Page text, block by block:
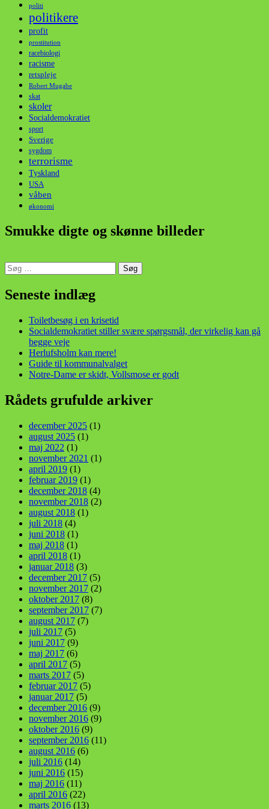
politi
politikere
profit
prostitution
racebiologi
racisme
retspleje
Robert Mugabe
skat
skoler
Socialdemokratiet
sport
Sverige
sygdom
terrorisme
Tyskland
USA
våben
økonomi
Smukke digte og skønne billeder
Søg
efter:
Seneste indlæg
Toiletbesøg i en krisetid
Socialdemokratiet stiller svære spørgsmål, der virkelig kan gå
begge veje
Herlufsholm kan mere!
Guide til kommunalvalget
Notre-Dame er skidt, Vollsmose er godt
Rådets grufulde arkiver
december 2025 (1)
august 2025 (1)
maj 2022 (1)
november 2021 (1)
april 2019 (1)
februar 2019 (1)
december 2018 (4)
november 2018 (2)
august 2018 (1)
juli 2018 (4)
juni 2018 (1)
maj 2018 (1)
april 2018 (1)
januar 2018 (3)
december 2017 (5)
november 2017 (2)
oktober 2017 (8)
september 2017 (7)
august 2017 (7)
juli 2017 (5)
juni 2017 (9)
maj 2017 (6)
april 2017 (5)
marts 2017 (5)
februar 2017 (5)
januar 2017 (5)
december 2016 (9)
november 2016 (9)
oktober 2016 (9)
september 2016 (11)
august 2016 (6)
juli 2016 (14)
juni 2016 (15)
maj 2016 (11)
april 2016 (22)
marts 2016 (13)